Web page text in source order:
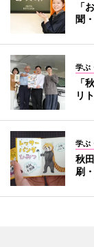
「
聞
学ぶ
「
リ
学ぶ
秋
刷